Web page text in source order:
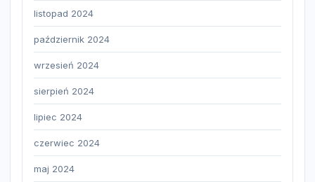
listopad 2024
październik 2024
wrzesień 2024
sierpień 2024
lipiec 2024
czerwiec 2024
maj 2024